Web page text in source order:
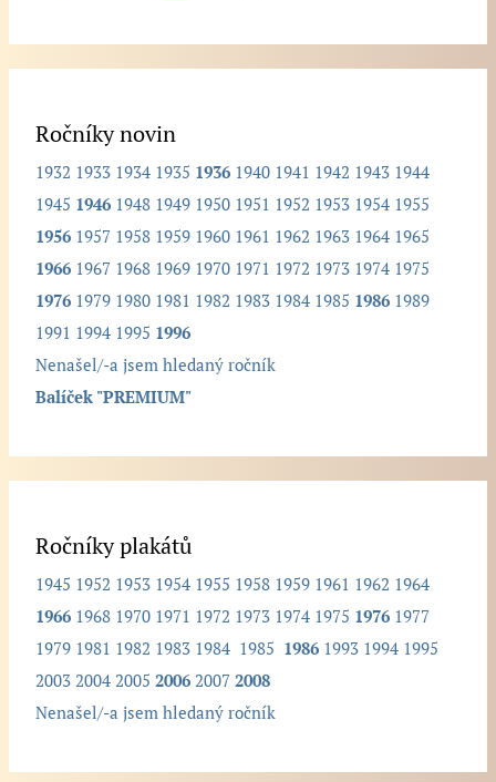
Ročníky novin
1932 1933 1934 1935 1936 1940 1941 1942 1943 1944
1945 1946 1948 1949 1950 1951 1952 1953 1954 1955
1956 1957 1958 1959 1960 1961 1962 1963 1964 1965
1966 1967 1968 1969 1970 1971 1972 1973 1974 1975
1976 1979 1980 1981 1982 1983 1984 1985 1986 1989
1991 1994 1995 1996
Nenašel/-a jsem hledaný ročník
Balíček "PREMIUM"
Ročníky plakátů
1945 1952 1953 1954 1955 1958 1959 1961 1962 1964
1966 1968 1970 1971 1972 1973 1974 1975 1976 1977
1979 1981 1982 1983 1984 1985 1986 1993 1994 1995
2003 2004 2005 2006 2007 2008
Nenašel/-a jsem hledaný ročník